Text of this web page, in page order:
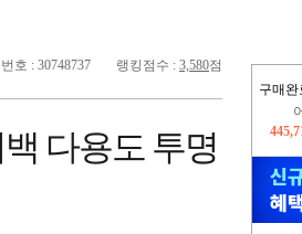
구매완
호 : 30748737 랭킹점수 : 3,580점
백 다용도 투명